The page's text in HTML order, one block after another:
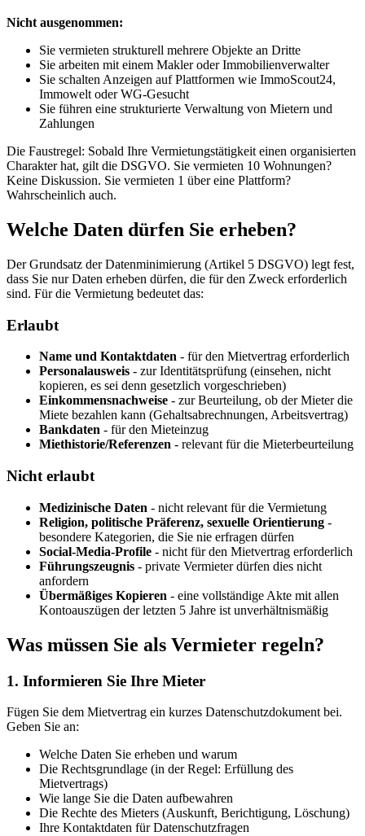
Nicht ausgenommen:
Sie vermieten strukturell mehrere Objekte an Dritte
Sie arbeiten mit einem Makler oder Immobilienverwalter
Sie schalten Anzeigen auf Plattformen wie ImmoScout24,
Immowelt oder WG-Gesucht
Sie führen eine strukturierte Verwaltung von Mietern und
Zahlungen
Die Faustregel: Sobald Ihre Vermietungstätigkeit einen organisierten
Charakter hat, gilt die DSGVO. Sie vermieten 10 Wohnungen?
Keine Diskussion. Sie vermieten 1 über eine Plattform?
Wahrscheinlich auch.
Welche Daten dürfen Sie erheben?
Der Grundsatz der Datenminimierung (Artikel 5 DSGVO) legt fest,
dass Sie nur Daten erheben dürfen, die für den Zweck erforderlich
sind. Für die Vermietung bedeutet das:
Erlaubt
Name und Kontaktdaten - für den Mietvertrag erforderlich
Personalausweis - zur Identitätsprüfung (einsehen, nicht
kopieren, es sei denn gesetzlich vorgeschrieben)
Einkommensnachweise - zur Beurteilung, ob der Mieter die
Miete bezahlen kann (Gehaltsabrechnungen, Arbeitsvertrag)
Bankdaten - für den Mieteinzug
Miethistorie/Referenzen - relevant für die Mieterbeurteilung
Nicht erlaubt
Medizinische Daten - nicht relevant für die Vermietung
Religion, politische Präferenz, sexuelle Orientierung -
besondere Kategorien, die Sie nie erfragen dürfen
Social-Media-Profile - nicht für den Mietvertrag erforderlich
Führungszeugnis - private Vermieter dürfen dies nicht
anfordern
Übermäßiges Kopieren - eine vollständige Akte mit allen
Kontoauszügen der letzten 5 Jahre ist unverhältnismäßig
Was müssen Sie als Vermieter regeln?
1. Informieren Sie Ihre Mieter
Fügen Sie dem Mietvertrag ein kurzes Datenschutzdokument bei.
Geben Sie an:
Welche Daten Sie erheben und warum
Die Rechtsgrundlage (in der Regel: Erfüllung des
Mietvertrags)
Wie lange Sie die Daten aufbewahren
Die Rechte des Mieters (Auskunft, Berichtigung, Löschung)
Ihre Kontaktdaten für Datenschutzfragen